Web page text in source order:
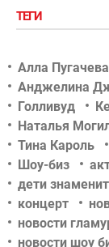
ТЕГИ
Алла Пугачева
Анджелина
Голливуд
Наталья
Тина Кароль
Шоу-биз
дети
концерт
новости
новости шоу